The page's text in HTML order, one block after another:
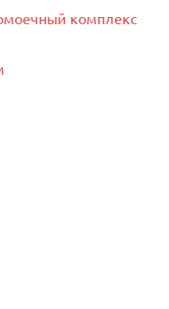
комплекс